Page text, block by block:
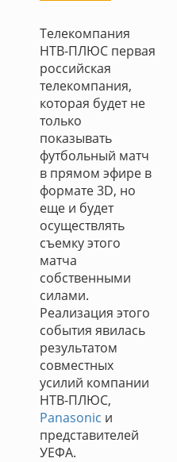
Телекомпания
НТВ-ПЛЮС первая
российская
телекомпания,
которая будет не
только
показывать
футбольный матч
в прямом эфире в
формате 3D, но
еще и будет
осуществлять
съемку этого
матча
собственными
силами.
Реализация этого
события явилась
результатом
совместных
усилий компании
НТВ-ПЛЮС,
Panasonic и
представителей
УЕФА.